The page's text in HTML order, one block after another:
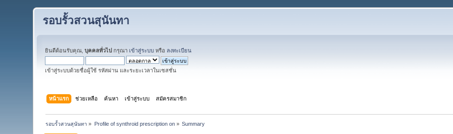
รอบรั้วสวนสุนันทา
ยินดีต้อนรับคุณ,บุคคลทั่วไป กรุณา เข้าสู่ระบบ หรือ ลงทะเบียน
เข้าสู่ระบบด้วยชื่อผู้ใช้ รหัสผ่าน และระยะเวลาในเซสชั่น
หน้าแรก ช่วยเหลือ ค้นหา เข้าสู่ระบบ สมัครสมาชิก
รอบรั้วสวนสุนันทา » Profile of synthroid prescription on» Summary